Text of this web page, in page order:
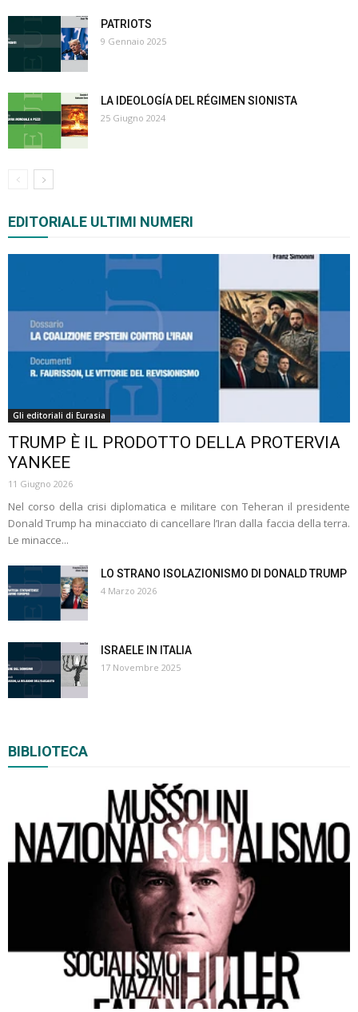
PATRIOTS
9 Gennaio 2025
LA IDEOLOGÍA DEL RÉGIMEN SIONISTA
25 Giugno 2024
EDITORIALE ULTIMI NUMERI
Gli editoriali di Eurasia
TRUMP È IL PRODOTTO DELLA PROTERVIA
YANKEE
11 Giugno 2026
Nel corso della crisi diplomatica e militare con Teheran il presidente
Donald Trump ha minacciato di cancellare l’Iran dalla faccia della terra.
Le minacce...
LO STRANO ISOLAZIONISMO DI DONALD TRUMP
4 Marzo 2026
ISRAELE IN ITALIA
17 Novembre 2025
BIBLIOTECA